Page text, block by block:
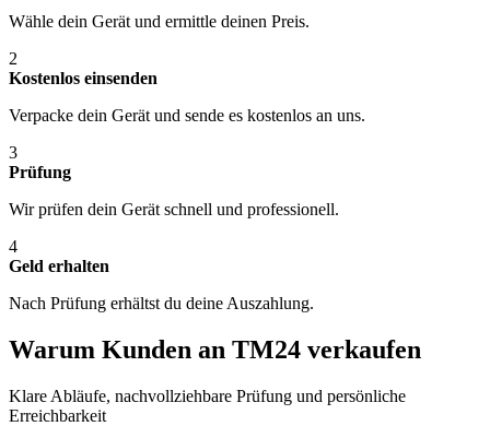
Wähle dein Gerät und ermittle deinen Preis.
2
Kostenlos einsenden
Verpacke dein Gerät und sende es kostenlos an uns.
3
Prüfung
Wir prüfen dein Gerät schnell und professionell.
4
Geld erhalten
Nach Prüfung erhältst du deine Auszahlung.
Warum Kunden an TM24 verkaufen
Klare Abläufe, nachvollziehbare Prüfung und persönliche
Erreichbarkeit